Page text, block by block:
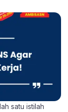
satu istilah